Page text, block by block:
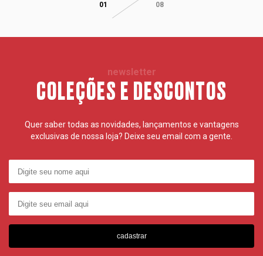
01 08
newsletter
COLEÇÕES E DESCONTOS
Quer saber todas as novidades, lançamentos e vantagens
exclusivas de nossa loja? Deixe seu email com a gente.
cadastrar